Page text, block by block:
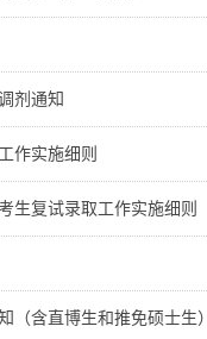
剂通知
作实施细则
生复试录取工作实施细则
（含直博生和推免硕士生）